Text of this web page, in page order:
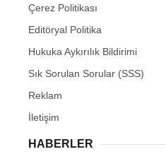
Çerez Politikası
Editöryal Politika
Hukuka Aykırılık Bildirimi
Sık Sorulan Sorular (SSS)
Reklam
İletişim
HABERLER